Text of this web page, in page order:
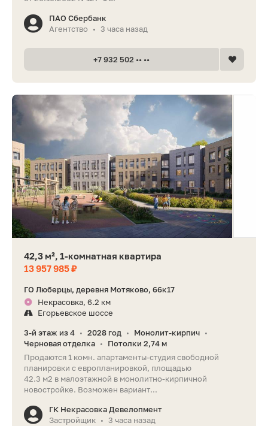
ПАО Сбербанк
Агентство
• 3 часа назад
+7 932 502 •• ••
42,3 м², 1-комнатная квартира
13 957 985 ₽
ГО Люберцы, деревня Мотяково, 66к17
Некрасовка, 6.2 км
Егорьевское шоссе
3-й этаж из 4 • 2028 год • Монолит-кирпич •
Черновая отделка •
Потолки 2,74 м
Продаются 1 комн. апартаменты-студия свободной
планировки с европланировкой, площадью
42.3 м2 в малоэтажной в монолитно-кирпичной
новостройке. Возможен вариант...
ГК Некрасовка Девелопмент
Застройщик • 3 часа назад